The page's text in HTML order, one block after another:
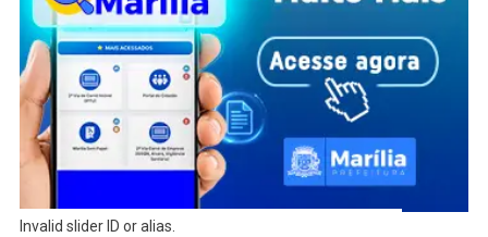
Invalid slider ID or alias.